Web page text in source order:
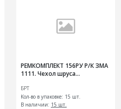
РЕМКОМПЛЕКТ 156РУ Р/К ЗМА
1111. Чехол шруса
хомутами и смазкой (15шт)
БРТ
Кол-во в упаковке: 15 шт.
В наличии: 15 шт.